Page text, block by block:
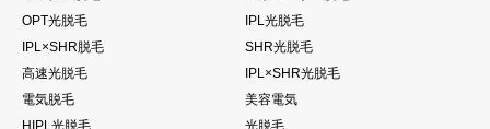
OPT光脱毛
IPL光脱毛
IPL×SHR脱毛
SHR光脱毛
高速光脱毛
IPL×SHR光脱毛
電気脱毛
美容電気
HIPL光脱毛
光脱毛